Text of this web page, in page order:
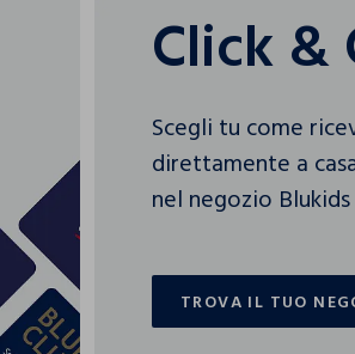
Click &
Scegli tu come
direttamente a
nel negozio
TROVA IL TUO
TROVA IL TUO